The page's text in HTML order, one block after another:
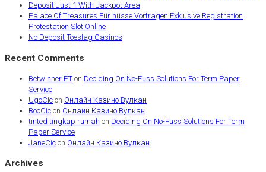
Deposit Just 1 With Jackpot Area
Palace Of Treasures Für nüsse Vortragen Exklusive Registration
Protestation Slot Online
No Deposit Toeslag Casinos
Recent Comments
Betwinner PT on Deciding On No-Fuss Solutions For Term Paper
Service
UgoCic on Онлайн Казино Вулкан
BooCic on Онлайн Казино Вулкан
tinted tingkap rumah on Deciding On No-Fuss Solutions For Term
Paper Service
JaneCic on Онлайн Казино Вулкан
Archives